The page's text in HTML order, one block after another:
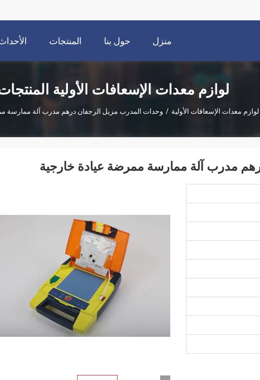
منزل حول بنا المنتجات
لوازم معدات الإسعافات الأولية
لوازم معدات الإسعافات الأولية / وحدات المدرب مزيل الرجفان درهم مدرب آلة ممارسة
مدرب آلة ممارسة ممرضة عيادة خارجية